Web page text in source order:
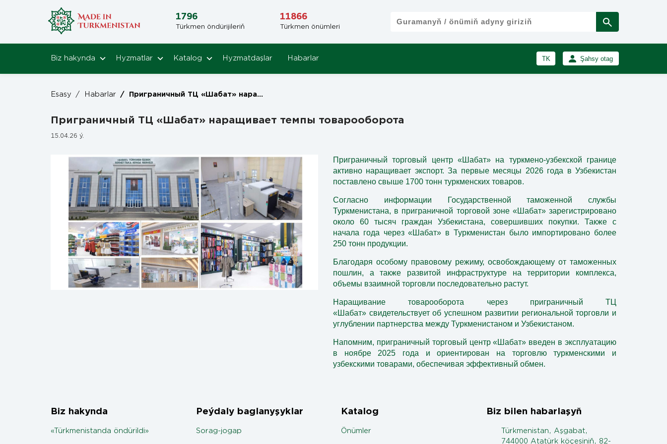
1796
Türkmen öndürijileriň
11866
Türkmen önümleri
Biz hakynda Hyzmatlar Katalog Hyzmatdaşlar Habarlar TK
RU
Şahsy otag
Esasy / Habarlar / Приграничный ТЦ «Шабат» наращивает темпы товарооборота
Приграничный ТЦ «Шабат» наращивает темпы товарооборота
15.04.26 ý.
Приграничный торговый центр «Шабат» на туркмено-узбекской границе
активно наращивает экспорт. За первые месяцы 2026 года в Узбекистан
поставлено свыше 1700 тонн туркменских товаров.
Согласно информации Государственной таможенной службы
Туркменистана, в приграничной торговой зоне «Шабат» зарегистрировано
около 60 тысяч граждан Узбекистана, совершивших покупки. Также с
начала года через «Шабат» в Туркменистан было импортировано более
250 тонн продукции.
Благодаря особому правовому режиму, освобождающему от таможенных
пошлин, а также развитой инфраструктуре на территории комплекса,
объемы взаимной торговли последовательно растут.
Наращивание товарооборота через приграничный ТЦ
«Шабат» свидетельствует об успешном развитии региональной торговли и
углублении партнерства между Туркменистаном и Узбекистаном.
Напомним, приграничный торговый центр «Шабат» введен в эксплуатацию
в ноябре 2025 года и ориентирован на торговлю туркменскими и
узбекскими товарами, обеспечивая эффективный обмен.
Biz hakynda
«Türkmenistanda öndürildi»
Peýdaly baglanyşyklar
Sorag-jogap
Katalog
Önümler
Biz bilen habarlaşyň
Türkmenistan, Aşgabat,
744000 Atatürk köçesiniň, 82-